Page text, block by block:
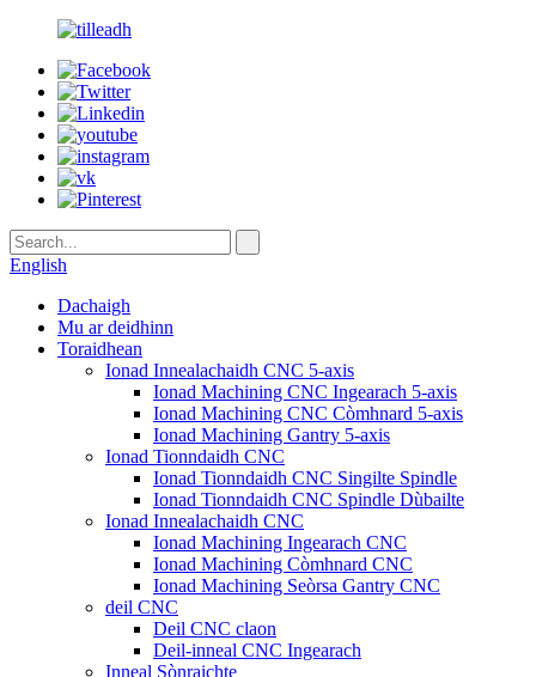
English
Dachaigh
Mu ar deidhinn
Toraidhean
Ionad Innealachaidh CNC 5-axis
Ionad Machining CNC Ingearach 5-axis
Ionad Machining CNC Còmhnard 5-axis
Ionad Machining Gantry 5-axis
Ionad Tionndaidh CNC
Ionad Tionndaidh CNC Singilte Spindle
Ionad Tionndaidh CNC Spindle Dùbailte
Ionad Innealachaidh CNC
Ionad Machining Ingearach CNC
Ionad Machining Còmhnard CNC
Ionad Machining Seòrsa Gantry CNC
deil CNC
Deil CNC claon
Deil-inneal CNC Ingearach
Inneal Sònraichte